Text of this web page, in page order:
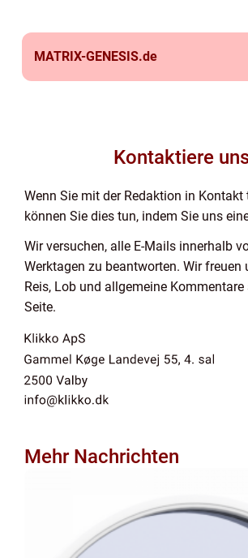
MATRIX-GENESIS.de
Kontaktiere
Wenn Sie mit der Redaktion in Kontakt
können Sie dies tun, indem Sie uns
Wir versuchen, alle E-Mails innerhalb
Werktagen zu beantworten. Wir freuen
Reis, Lob und allgemeine
Seite.
Mehr Nachrichten